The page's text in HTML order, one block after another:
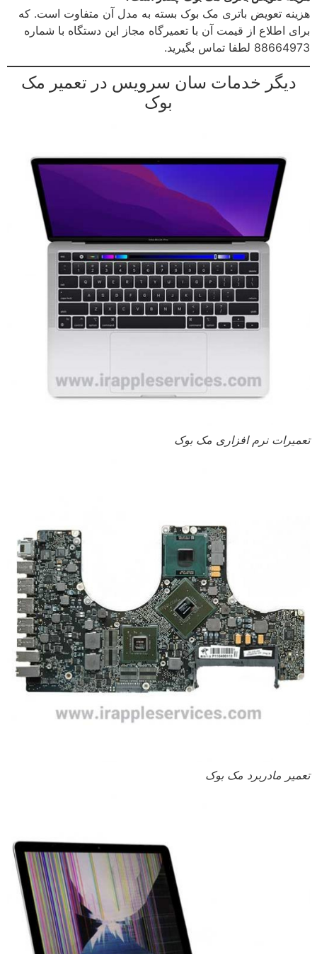
هزینه تعویض باتری مک بوک بسته به مدل آن متفاوت است. که
برای اطلاع از قیمت آن با تعمیرگاه مجاز این دستگاه با شماره
88664973 لطفا تماس بگیرید.
دیگر خدمات سان سرویس در تعمیر مک
بوک
تعمیرات نرم افزاری مک بوک
تعمیر مادربرد مک بوک